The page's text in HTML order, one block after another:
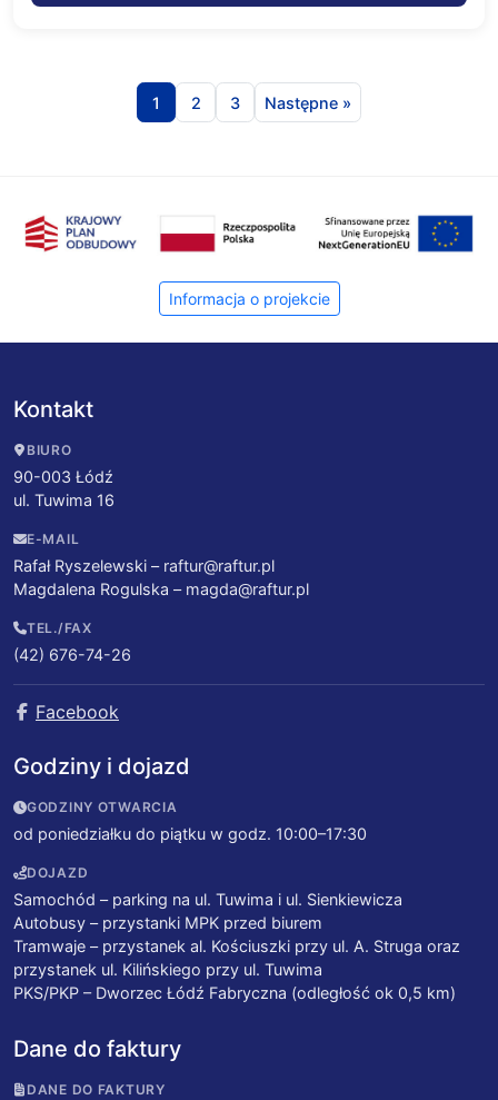
1 2 3 Następne »
Informacja o projekcie
Kontakt
BIURO
90-003 Łódź
ul. Tuwima 16
E-MAIL
Rafał Ryszelewski – raftur@raftur.pl
Magdalena Rogulska – magda@raftur.pl
TEL./FAX
(42) 676-74-26
Facebook
Godziny i dojazd
GODZINY OTWARCIA
od poniedziałku do piątku w godz. 10:00–17:30
DOJAZD
Samochód – parking na ul. Tuwima i ul. Sienkiewicza
Autobusy – przystanki MPK przed biurem
Tramwaje – przystanek al. Kościuszki przy ul. A. Struga oraz
przystanek ul. Kilińskiego przy ul. Tuwima
PKS/PKP – Dworzec Łódź Fabryczna (odległość ok 0,5 km)
Dane do faktury
DANE DO FAKTURY